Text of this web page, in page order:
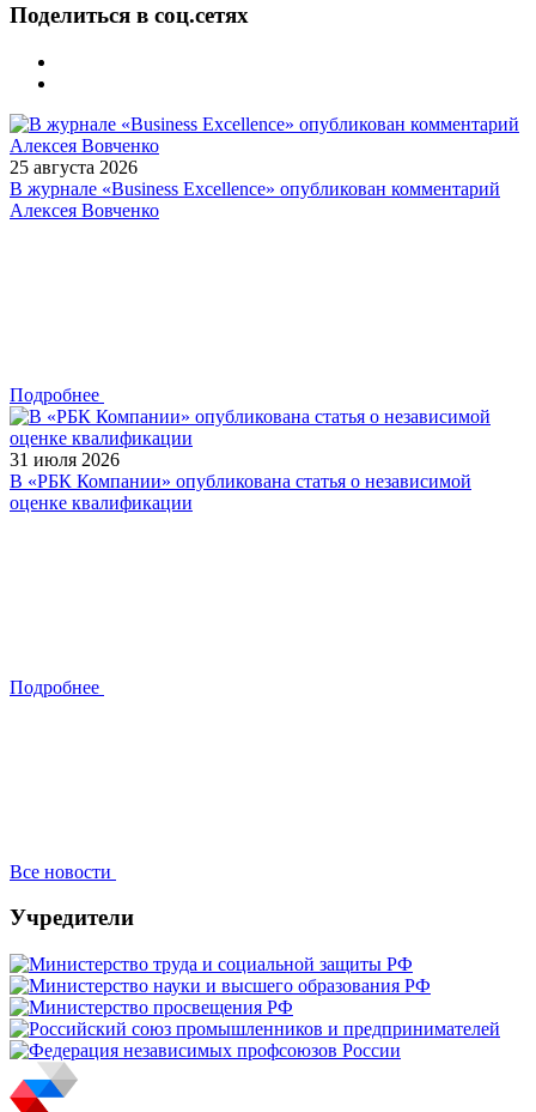
Поделиться в соц.сетях
25 августа 2026
В журнале «Business Excellence» опубликован комментарий
Алексея Вовченко
Подробнее
31 июля 2026
В «РБК Компании» опубликована статья о независимой
оценке квалификации
Подробнее
Все новости
Учредители